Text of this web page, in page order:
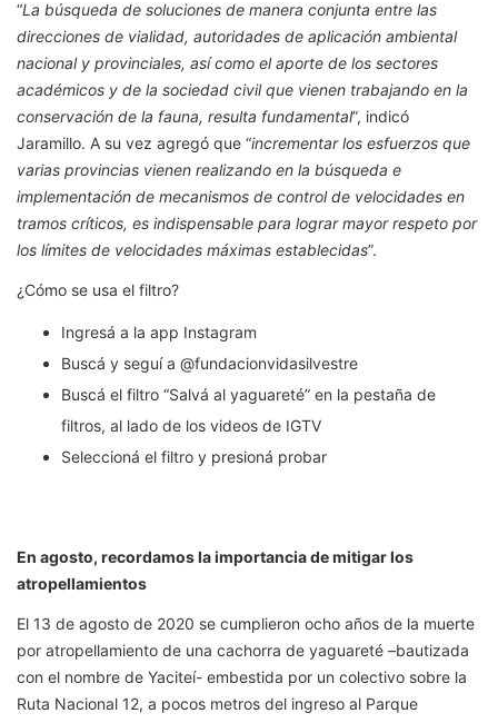
“La búsqueda de soluciones de manera conjunta entre las
direcciones de vialidad, autoridades de aplicación ambiental
nacional y provinciales, así como el aporte de los sectores
académicos y de la sociedad civil que vienen trabajando en la
conservación de la fauna, resulta fundamental”, indicó
Jaramillo. A su vez agregó que “incrementar los esfuerzos que
varias provincias vienen realizando en la búsqueda e
implementación de mecanismos de control de velocidades en
tramos críticos, es indispensable para lograr mayor respeto por
los límites de velocidades máximas establecidas”.
¿Cómo se usa el filtro?
Ingresá a la app Instagram
Buscá y seguí a @fundacionvidasilvestre
Buscá el filtro “Salvá al yaguareté” en la pestaña de
filtros, al lado de los videos de IGTV
Seleccioná el filtro y presioná probar
En agosto, recordamos la importancia de mitigar los
atropellamientos
El 13 de agosto de 2020 se cumplieron ocho años de la muerte
por atropellamiento de una cachorra de yaguareté –bautizada
con el nombre de Yaciteí- embestida por un colectivo sobre la
Ruta Nacional 12, a pocos metros del ingreso al Parque